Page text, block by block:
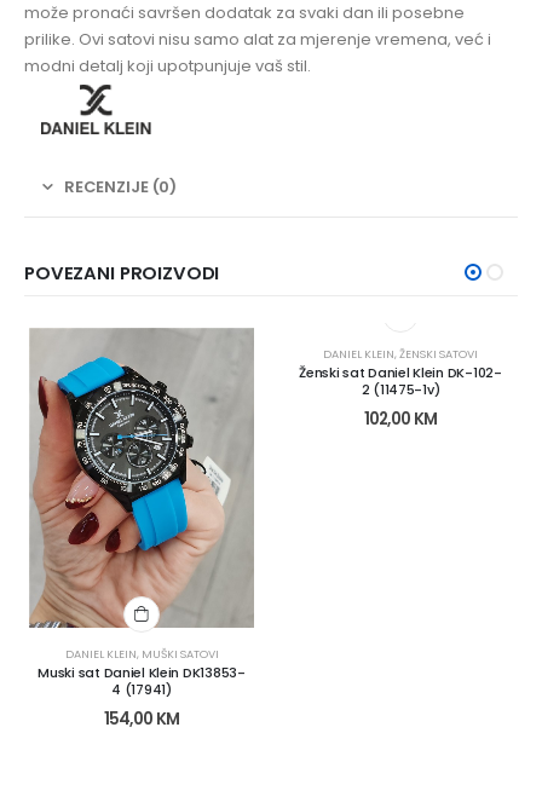
može pronaći savršen dodatak za svaki dan ili posebne
prilike. Ovi satovi nisu samo alat za mjerenje vremena, već i
modni detalj koji upotpunjuje vaš stil.
RECENZIJE (0)
POVEZANI PROIZVODI
DANIEL KLEIN, MUŠKI SATOVI
Muski sat Daniel Klein DK13853-
4 (17941)
154,00 KM
DANIEL KLEIN,ŽENSKI SATOVI
Ženski sat Daniel Klein DK-102-
2 (11475-1v)
102,00 KM